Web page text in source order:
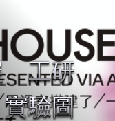
工研
驗圖